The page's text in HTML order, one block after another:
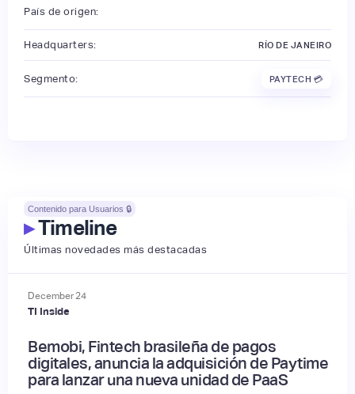
País de origen:
Headquarters: RÍO DE JANEIRO
Segmento: PAYTECH 💳
Contenido para Usuarios 🔒
▸Timeline
Últimas novedades más destacadas
December24
TI Inside
Bemobi, Fintech brasileña de pagos
digitales, anuncia la adquisición de Paytime
para lanzar una nueva unidad de PaaS